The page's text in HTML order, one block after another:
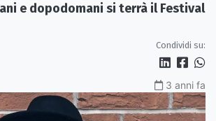
e dopodomani si terrà il Festival
Condividi su:
3 anni fa